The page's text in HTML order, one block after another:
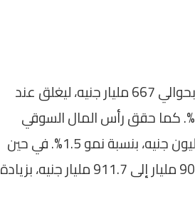
خلال الأسبوع، زادت رأس المال السوقي للبورصة المصرية بحوالي 667 مليار جنيه، ليغلق عند
3.806 تريليون جنيه، وهو ما يمثل نسبة نمو تصل إلى 1.4%. كما حقق رأس المال السوقي
للمؤشر الرئيسي زيادة من 2.01 تريليون جنيه إلى 2.04 تريليون جنيه، بنسبة نمو 1.5%. في حين
ارتفعت قيمة مؤشر الأسهم الصغيرة والمتوسطة من 900.8 مليار إلى 911.7 مليار جنيه، بزيادة